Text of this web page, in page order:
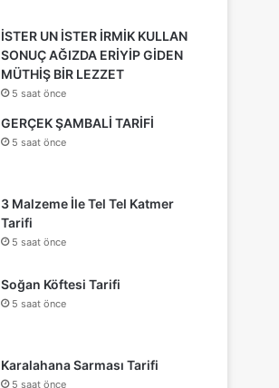
İSTER UN İSTER İRMİK KULLAN
SONUÇ AĞIZDA ERİYİP GİDEN
MÜTHİŞ BİR LEZZET
5 saat önce
GERÇEK ŞAMBALİ TARİFİ
5 saat önce
3 Malzeme İle Tel Tel Katmer
Tarifi
5 saat önce
Soğan Köftesi Tarifi
5 saat önce
Karalahana Sarması Tarifi
5 saat önce